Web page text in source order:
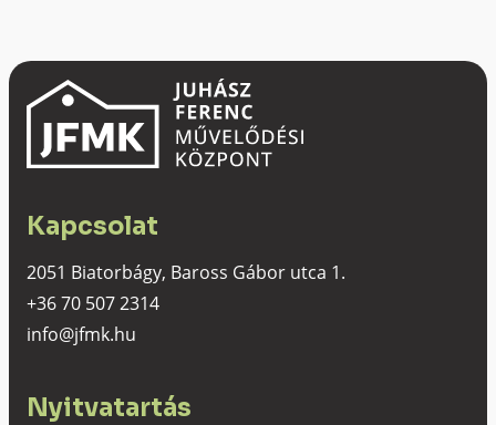
Kapcsolat
2051 Biatorbágy, Baross Gábor utca 1.
+36 70 507 2314
info@jfmk.hu
Nyitvatartás